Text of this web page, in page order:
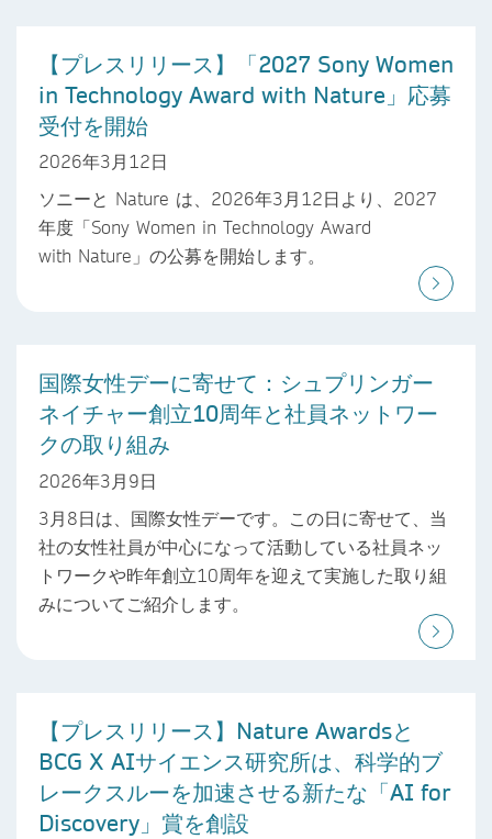
【プレスリリース】「2027 Sony Women
in Technology Award with Nature」応募
受付を開始
2026年3月12日
ソニーと Nature は、2026年3月12日より、2027
年度「Sony Women in Technology Award
with Nature」の公募を開始します。
国際女性デーに寄せて：シュプリンガー
ネイチャー創立10周年と社員ネットワー
クの取り組み
2026年3月9日
3月8日は、国際女性デーです。この日に寄せて、当
社の女性社員が中心になって活動している社員ネッ
トワークや昨年創立10周年を迎えて実施した取り組
みについてご紹介します。
【プレスリリース】Nature Awardsと
BCG X AIサイエンス研究所は、科学的ブ
レークスルーを加速させる新たな「AI for
Discovery」賞を創設